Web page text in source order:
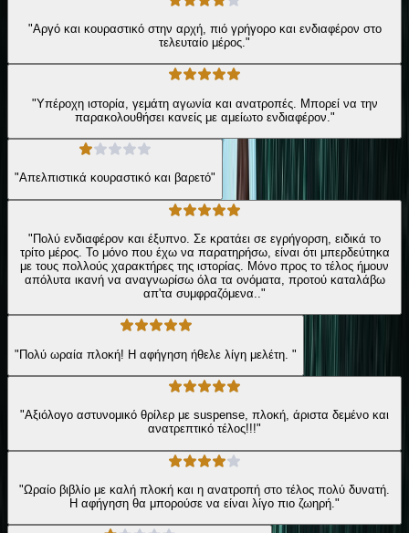
"Αργό και κουραστικό στην αρχή, πιό γρήγορο και ενδιαφέρον στο
τελευταίο μέρος."
"Υπέροχη ιστορία, γεμάτη αγωνία και ανατροπές. Μπορεί να την
παρακολουθήσει κανείς με αμείωτο ενδιαφέρον."
"Απελπιστικά κουραστικό και βαρετό"
"Πολύ ενδιαφέρον και έξυπνο. Σε κρατάει σε εγρήγορση, ειδικά το
τρίτο μέρος. Το μόνο που έχω να παρατηρήσω, είναι ότι μπερδεύτηκα
με τους πολλούς χαρακτήρες της ιστορίας. Μόνο προς το τέλος ήμουν
απόλυτα ικανή να αναγνωρίσω όλα τα ονόματα, προτού καταλάβω
απ'τα συμφραζόμενα.."
"Πολύ ωραία πλοκή! Η αφήγηση ήθελε λίγη μελέτη. "
"Αξιόλογο αστυνομικό θρίλερ με suspense, πλοκή, άριστα δεμένο και
ανατρεπτικό τέλος!!!"
"Ωραίο βιβλίο με καλή πλοκή και η ανατροπή στο τέλος πολύ δυνατή.
Η αφήγηση θα μπορούσε να είναι λίγο πιο ζωηρή."